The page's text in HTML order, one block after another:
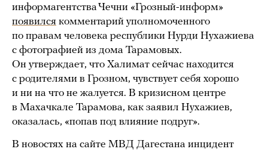
информагентства Чечни «Грозный-информ»
появился комментарий уполномоченного
по правам человека республики Нурди Нухажиева
с фотографией из дома Тарамовых.
Он утверждает, что Халимат сейчас находится
с родителями в Грозном, чувствует себя хорошо
и ни на что не жалуется. В кризисном центре
в Махачкале Тарамова, как заявил Нухажиев,
оказалась, «попав под влияние подруг».
В новостях на сайте МВД Дагестана инцидент